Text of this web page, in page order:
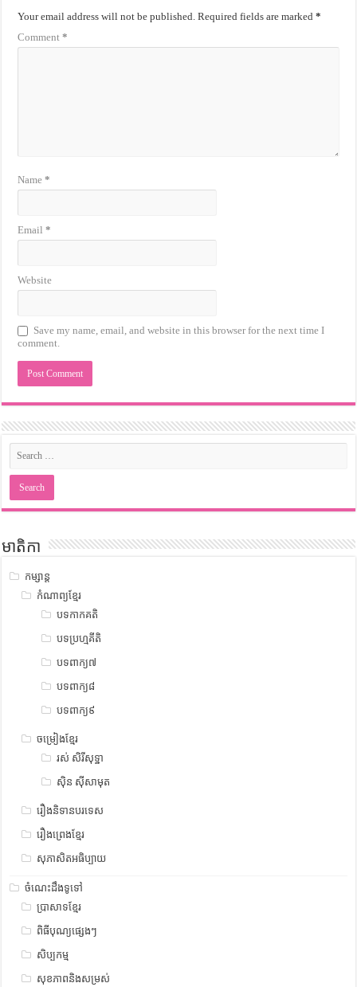
Your email address will not be published. Required fields are marked*
Comment*
Name*
Email*
Website
Save my name, email, and website in this browser for the next time I
comment.
មាតិកា
កម្សាន្ត
កំណាព្យខ្មែរ
បទកាកគតិ
បទប្រហ្មគីតិ
បទពាក្យ៧
បទពាក្យ៨
បទពាក្យ៩
ចម្រៀងខ្មែរ
រស់ សិរីសុទ្ឋា
ស៊ិន ស៊ីសាមុត
រឿងនិទានបរទេស
រឿងព្រេងខ្មែរ
សុភាសិតអធិប្បាយ
ចំណេះដឹងទូទៅ
ប្រាសាទខ្មែរ
ពិធីបុណ្យផ្សេងៗ
សិប្បកម្ម
សុខភាពនិងសម្រស់